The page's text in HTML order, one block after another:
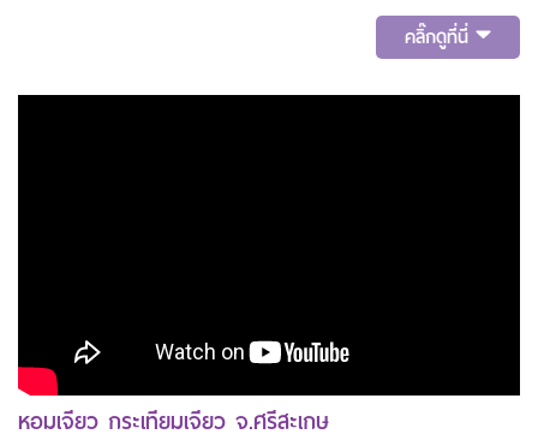
คลิ๊กดูที่นี่
หอมเจียว กระเทียมเจียว จ.ศรีสะเกษ